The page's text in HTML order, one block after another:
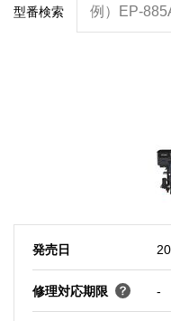
型番検索 例）EP-
発売日
修理対応期限 -